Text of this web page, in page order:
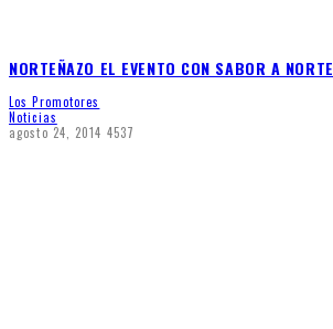
NORTEÑAZO EL EVENTO CON SABOR A NORTE
Los Promotores
Noticias
agosto 24, 2014 4537